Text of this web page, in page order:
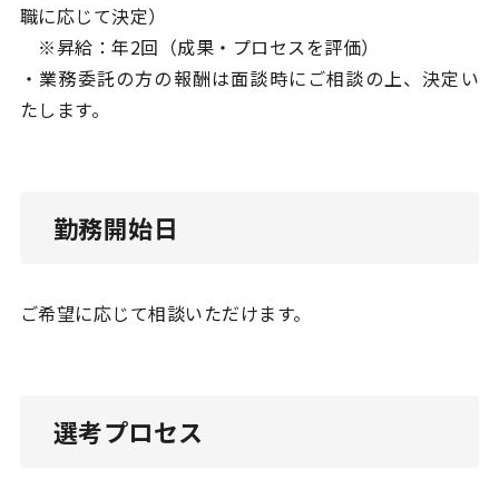
職に応じて決定）
※昇給：年2回（成果・プロセスを評価）
・業務委託の方の報酬は面談時にご相談の上、決定い
たします。
勤務開始日
ご希望に応じて相談いただけます。
選考プロセス